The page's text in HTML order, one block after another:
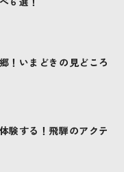
！いまどきの見どころ
験する！飛騨のアクテ